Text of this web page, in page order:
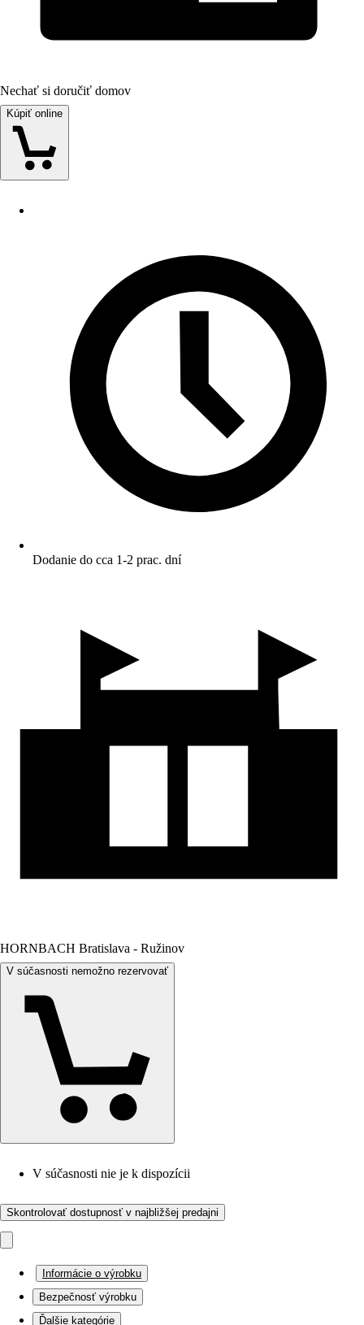
Nechať si doručiť domov
Kúpiť online
Dodanie do cca 1-2 prac. dní
HORNBACH Bratislava - Ružinov
V súčasnosti nemožno rezervovať
V súčasnosti nie je k dispozícii
Skontrolovať dostupnosť v najbližšej predajni
Informácie o výrobku
Bezpečnosť výrobku
Ďalšie kategórie